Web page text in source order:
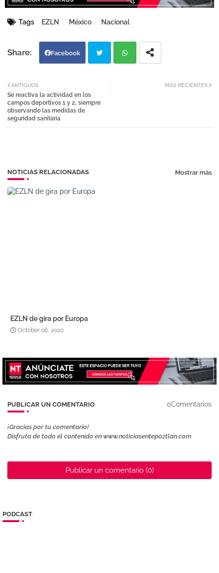
Tags EZLN México Nacional
Facebook
MÁS RECIENTES
ANTIGUOS
Se reactiva la actividad en los
campos deportivos 1 y 2, siempre
observando las medidas de
seguridad sanitaria
NOTICIAS RELACIONADAS Mostrar más
EZLN de gira por Europa
October 06, 2020
PUBLICAR UN COMENTARIO 0Comentarios
¡Gracias por tu comentario!
Disfruta de todo el contenido en www.noticiasentepoztlan.com
Publicar un comentario (0)
PODCAST